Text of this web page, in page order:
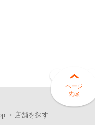
ページ
先頭
店舗を探す